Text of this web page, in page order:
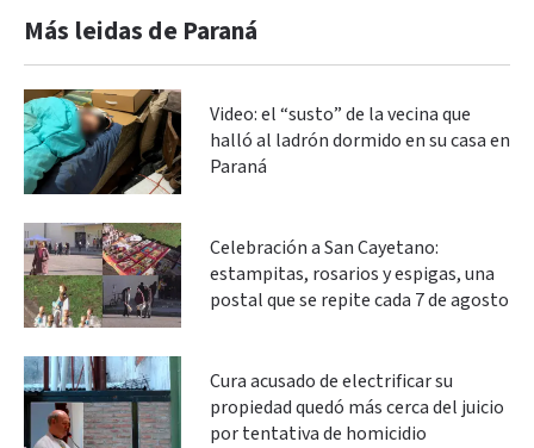
Más leidas de Paraná
Video: el “susto” de la vecina que
halló al ladrón dormido en su casa en
Paraná
Celebración a San Cayetano:
estampitas, rosarios y espigas, una
postal que se repite cada 7 de agosto
Cura acusado de electrificar su
propiedad quedó más cerca del juicio
por tentativa de homicidio